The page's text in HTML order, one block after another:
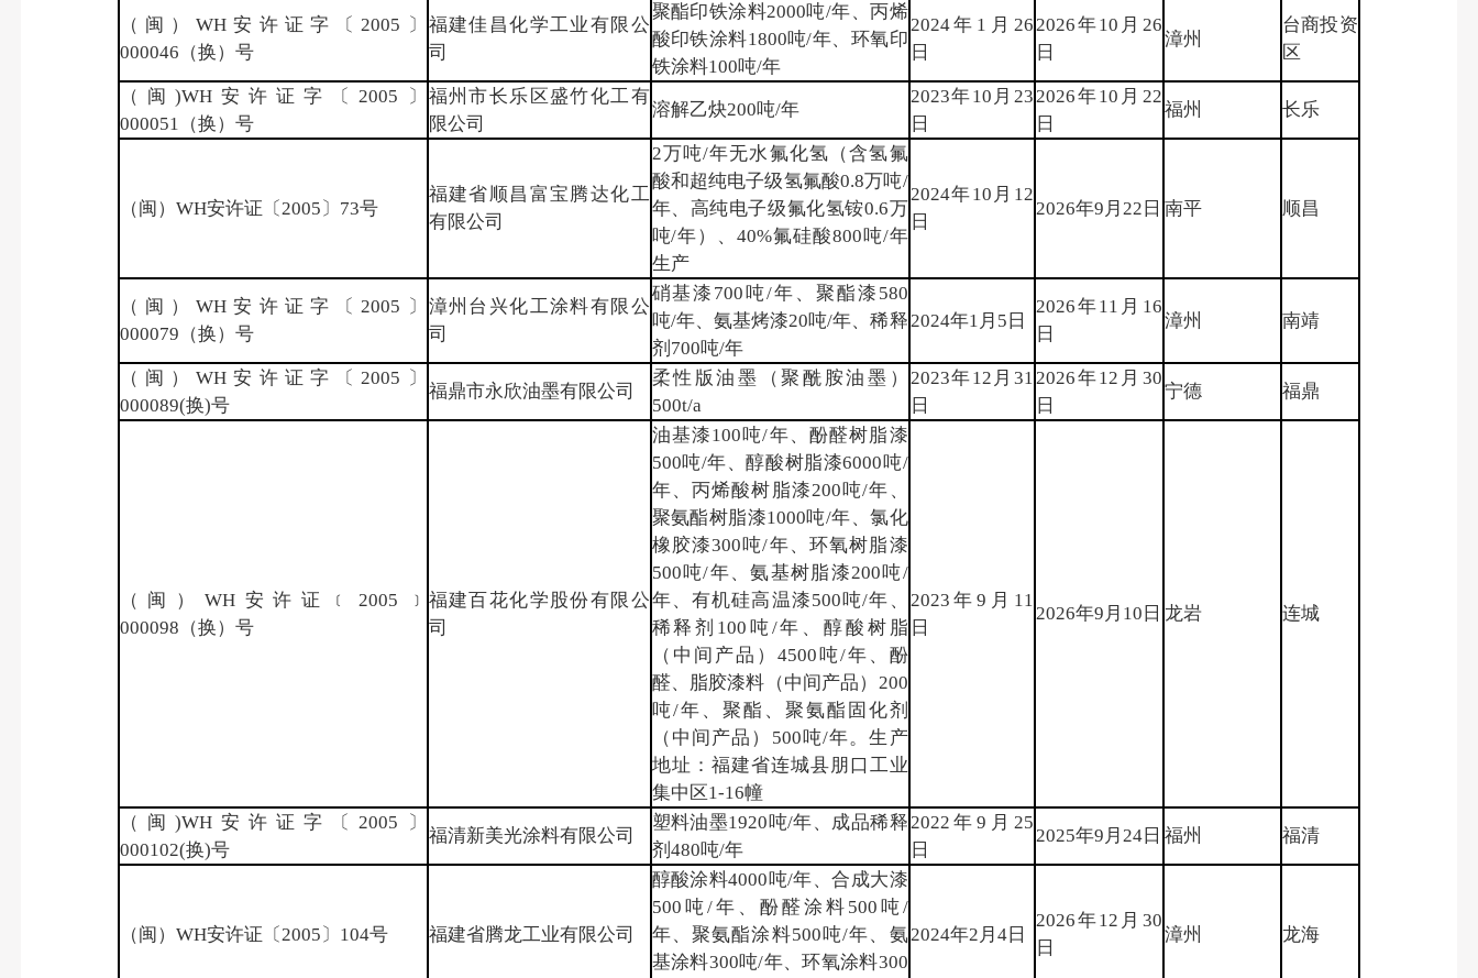
（闽）WH安许证字〔2005〕
000046（换）号
福建佳昌化学工业有限公
司
聚酯印铁涂料2000吨/年、丙烯
酸印铁涂料1800吨/年、环氧印
铁涂料100吨/年
2024年1月26
日
2026年10月26
日
漳州
台商投资
区
（闽)WH安许证字〔2005〕
000051（换）号
福州市长乐区盛竹化工有
限公司
溶解乙炔200吨/年
2023年10月23
日
2026年10月22
日
福州 长乐
（闽）WH安许证〔2005〕73号
福建省顺昌富宝腾达化工
有限公司
2万吨/年无水氟化氢（含氢氟
酸和超纯电子级氢氟酸0.8万吨/
年、高纯电子级氟化氢铵0.6万
吨/年）、40%氟硅酸800吨/年
生产
2024年10月12
日
2026年9月22日 南平 顺昌
（闽）WH安许证字〔2005〕
000079（换）号
漳州台兴化工涂料有限公
司
硝基漆700吨/年、聚酯漆580
吨/年、氨基烤漆20吨/年、稀释
剂700吨/年
2024年1月5日
2026年11月16
日
漳州 南靖
（闽）WH安许证字〔2005〕
000089(换)号
福鼎市永欣油墨有限公司
柔性版油墨（聚酰胺油墨）
500t/a
2023年12月31
日
2026年12月30
日
宁德 福鼎
（闽）WH安许证﹝2005﹞
000098（换）号
福建百花化学股份有限公
司
油基漆100吨/年、酚醛树脂漆
500吨/年、醇酸树脂漆6000吨/
年、丙烯酸树脂漆200吨/年、
聚氨酯树脂漆1000吨/年、氯化
橡胶漆300吨/年、环氧树脂漆
500吨/年、氨基树脂漆200吨/
年、有机硅高温漆500吨/年、
稀释剂100吨/年、醇酸树脂
（中间产品）4500吨/年、酚
醛、脂胶漆料（中间产品）200
吨/年、聚酯、聚氨酯固化剂
（中间产品）500吨/年。生产
地址：福建省连城县朋口工业
集中区1-16幢
2023年9月11
日
2026年9月10日 龙岩 连城
（闽)WH安许证字〔2005〕
000102(换)号
福清新美光涂料有限公司
塑料油墨1920吨/年、成品稀释
剂480吨/年
2022年9月25
日
2025年9月24日 福州 福清
（闽）WH安许证〔2005〕104号 福建省腾龙工业有限公司
醇酸涂料4000吨/年、合成大漆
500吨/年、酚醛涂料500吨/
年、聚氨酯涂料500吨/年、氨
基涂料300吨/年、环氧涂料300
2024年2月4日
2026年12月30
日
漳州 龙海